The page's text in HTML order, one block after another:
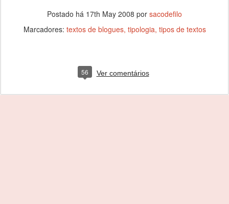
Postado há 17th May 2008 por sacodefilo
Marcadores: textos de blogues tipologia tipos de textos
56 Ver comentários